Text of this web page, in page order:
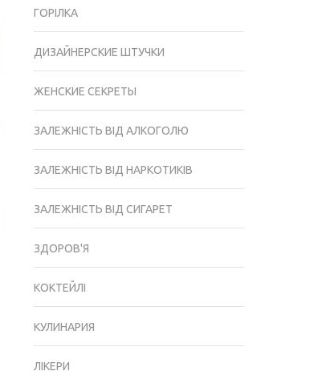
ГОРІЛКА
ДИЗАЙНЕРСКИЕ ШТУЧКИ
ЖЕНСКИЕ СЕКРЕТЫ
ЗАЛЕЖНІСТЬ ВІД АЛКОГОЛЮ
ЗАЛЕЖНІСТЬ ВІД НАРКОТИКІВ
ЗАЛЕЖНІСТЬ ВІД СИГАРЕТ
ЗДОРОВ'Я
КОКТЕЙЛІ
КУЛИНАРИЯ
ЛІКЕРИ